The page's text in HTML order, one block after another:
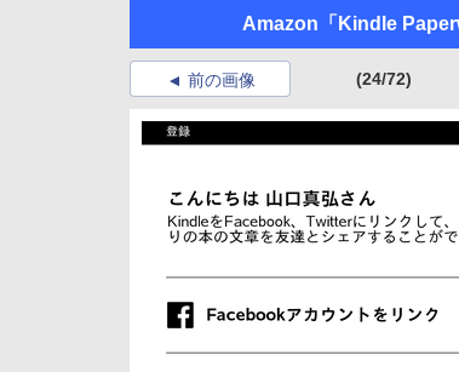
Amazon「Kindle
前の画像 (24/72)